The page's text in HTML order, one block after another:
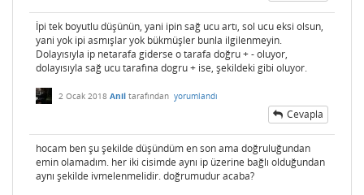
İpi tek boyutlu düşünün, yani ipin sağ ucu artı, sol ucu eksi olsun,
yani yok ipi asmışlar yok bükmüşler bunla ilgilenmeyin.
Dolayısıyla ip netarafa giderse o tarafa doğru + - oluyor,
dolayısıyla sağ ucu tarafına dogru + ise, şekildeki gibi oluyor.
2 Ocak 2018 Anil tarafından yorumlandı
Cevapla
hocam ben şu şekilde düşündüm en son ama doğruluğundan
emin olamadım. her iki cisimde aynı ip üzerine bağlı olduğundan
aynı şekilde ivmelenmelidir. doğrumudur acaba?